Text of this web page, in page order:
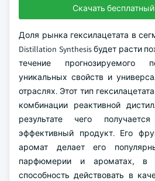
Скачать
Доля рынка гексилацетата в
Distillation Synthesis будет расти
течение прогнозируемого
уникальных свойств и
отраслях. Этот тип
комбинации реактивной
результате чего
эффективный продукт. Его
аромат делает его
парфюмерии и ароматах,
способность действовать в